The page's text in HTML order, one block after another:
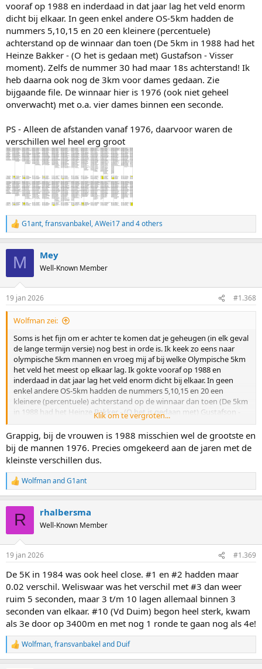
vooraf op 1988 en inderdaad in dat jaar lag het veld enorm
dicht bij elkaar. In geen enkel andere OS-5km hadden de
nummers 5,10,15 en 20 een kleinere (percentuele)
achterstand op de winnaar dan toen (De 5km in 1988 had het
Heinze Bakker - (O het is gedaan met) Gustafson - Visser
moment). Zelfs de nummer 30 had maar 18s achterstand! Ik
heb daarna ook nog de 3km voor dames gedaan. Zie
bijgaande file. De winnaar hier is 1976 (ook niet geheel
onverwacht) met o.a. vier dames binnen een seconde.
PS - Alleen de afstanden vanaf 1976, daarvoor waren de
verschillen wel heel erg groot
R
e
s
:
G1ant,fransvanbakel,AWei17and 4 others
M Mey
Well-Known Member
19 jan 2026 #1.368
Wolfman zei:
Soms is het fijn om er achter te komen dat je geheugen (in elk geval
de lange termijn versie) nog best in orde is. Ik keek zo eens naar
olympische 5km mannen en vroeg mij af bij welke Olympische 5km
het veld het meest op elkaar lag. Ik gokte vooraf op 1988 en
inderdaad in dat jaar lag het veld enorm dicht bij elkaar. In geen
enkel andere OS-5km hadden de nummers 5,10,15 en 20 een
kleinere (percentuele) achterstand op de winnaar dan toen (De 5km
in 1988 had het Heinze Bakker - (O het is gedaan met) Gustafson -
Visser moment). Zelfs de nummer 30 had maar 18s achterstand! Ik
heb daarna ook nog de 3km voor dames gedaan. Zie bijgaande file.
De winnaar hier is 1976 (ook niet geheel onverwacht) met o.a. vier
dames binnen een seconde.
PS - Alleen de afstanden vanaf 1976, daarvoor waren de verschillen
wel heel erg groot
Bekijk bijlage 7104
Klik om te vergroten...
Grappig, bij de vrouwen is 1988 misschien wel de grootste en
bij de mannen 1976. Precies omgekeerd aan de jaren met de
kleinste verschillen dus.
R
e
s
WolfmanandG1ant
R rhalbersma
Well-Known Member
19 jan 2026 #1.369
De 5K in 1984 was ook heel close. #1 en #2 hadden maar
0.02 verschil. Weliswaar was het verschil met #3 dan weer
ruim 5 seconden, maar 3 t/m 10 lagen allemaal binnen 3
seconden van elkaar. #10 (Vd Duim) begon heel sterk, kwam
als 3e door op 3400m en met nog 1 ronde te gaan nog als 4e!
R
e
Wolfman,fransvanbakel and Duif